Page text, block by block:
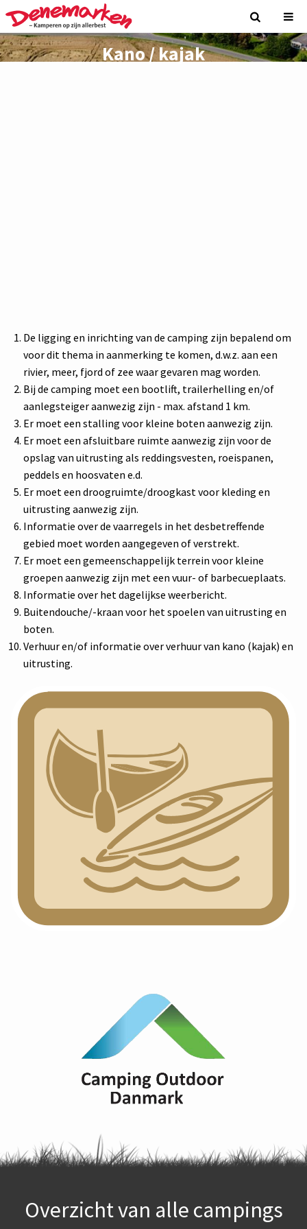
Kano / kajak
De ligging en inrichting van de camping zijn bepalend om
voor dit thema in aanmerking te komen, d.w.z. aan een
rivier, meer, fjord of zee waar gevaren mag worden.
Bij de camping moet een bootlift, trailerhelling en/of
aanlegsteiger aanwezig zijn - max. afstand 1 km.
Er moet een stalling voor kleine boten aanwezig zijn.
Er moet een afsluitbare ruimte aanwezig zijn voor de
opslag van uitrusting als reddingsvesten, roeispanen,
peddels en hoosvaten e.d.
Er moet een droogruimte/droogkast voor kleding en
uitrusting aanwezig zijn.
Informatie over de vaarregels in het desbetreffende
gebied moet worden aangegeven of verstrekt.
Er moet een gemeenschappelijk terrein voor kleine
groepen aanwezig zijn met een vuur- of barbecueplaats.
Informatie over het dagelijkse weerbericht.
Buitendouche/-kraan voor het spoelen van uitrusting en
boten.
Verhuur en/of informatie over verhuur van kano (kajak) en
uitrusting.
Overzicht van alle campings